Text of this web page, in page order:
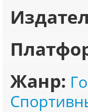
Жанр: